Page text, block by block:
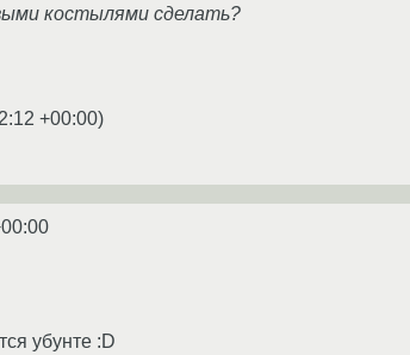
костылями сделать?
+00:00)
убунте :D